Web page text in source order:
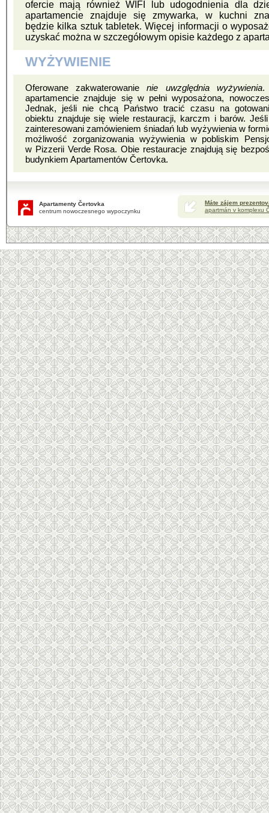
ofercie mają również WIFI lub udogodnienia dla
apartamencie znajduje się zmywarka, w kuchni
będzie kilka sztuk tabletek. Więcej informacji o
uzyskać można w szczegółowym opisie każdego z
WYŻYWIENIE
Oferowane zakwaterowanienie uwzględnia wyżywienia.
apartamencie znajduje się w pełni wyposażona,
Jednak, jeśli nie chcą Państwo tracić czasu na
obiektu znajduje się wiele restauracji, karczm i barów.
zainteresowani zamówieniem śniadań lub wyżywienia w
możliwość zorganizowania wyżywienia w pobliskim
w Pizzerii Verde Rosa. Obie restauracje znajdują się
budynkiem Apartamentów Čertovka.
Apartamenty Čertovka
centrum nowoczesnego wypoczynku
Máte zájem
apartmán v komplexu